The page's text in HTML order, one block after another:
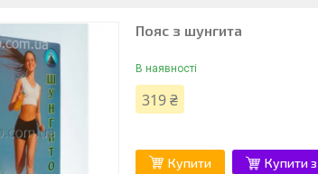
Пояс з шунгита
В наявності
319 ₴
Купити Купити з